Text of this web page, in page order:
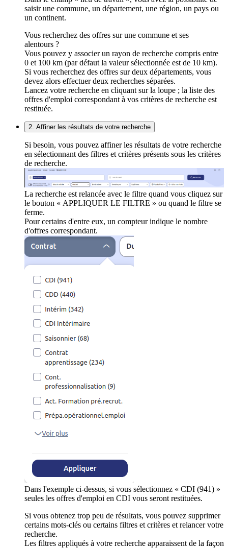
saisir une commune, un département, une région, un pays ou
un continent.
Vous recherchez des offres sur une commune et ses
alentours ?
Vous pouvez y associer un rayon de recherche compris entre
0 et 100 km (par défaut la valeur sélectionnée est de 10 km).
Si vous recherchez des offres sur deux départements, vous
devez alors effectuer deux recherches séparées.
Lancez votre recherche en cliquant sur la loupe ; la liste des
offres d'emploi correspondant à vos critères de recherche est
restituée.
2. Affiner les résultats de votre recherche
Si besoin, vous pouvez affiner les résultats de votre recherche
en sélectionnant des filtres et critères présents sous les critères
de recherche.
La recherche est relancée avec le filtre quand vous cliquez sur
le bouton « APPLIQUER LE FILTRE » ou quand le filtre se
ferme.
Pour certains d'entre eux, un compteur indique le nombre
d'offres correspondant.
Dans l'exemple ci-dessus, si vous sélectionnez « CDI (941) »
seules les offres d'emploi en CDI vous seront restituées.
Si vous obtenez trop peu de résultats, vous pouvez supprimer
certains mots-clés ou certains filtres et critères et relancer votre
recherche.
Les filtres appliqués à votre recherche apparaissent de la façon